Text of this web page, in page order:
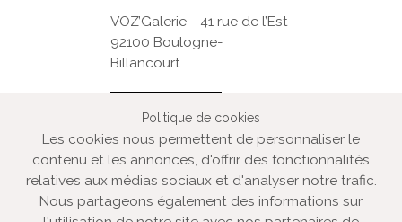
VOZ’Galerie - 41 rue de l’Est
92100 Boulogne-
Billancourt
Contactez-nous
© VOZ‘Galerie 2022
VOZ‘Galerie
Politique de cookies
Les cookies nous permettent de personnaliser le
contenu et les annonces, d'offrir des fonctionnalités
relatives aux médias sociaux et d'analyser notre trafic.
Nous partageons également des informations sur